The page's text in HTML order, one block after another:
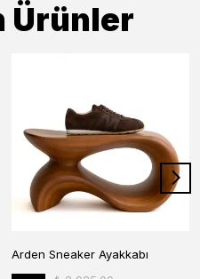
Ürünler
Arden Sneaker Ayakkabı